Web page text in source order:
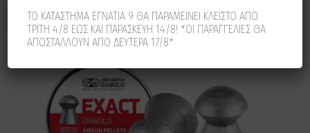
ΤΟ ΚΑΤΑΣΤΗΜΑ ΕΓΝΑΤΙΑ 9 ΘΑ ΠΑΡΑΜΕΙΝΕΙ ΚΛΕΙΣΤΟ ΑΠΟ
ΤΡΙΤΗ 4/8 ΕΩΣ ΚΑΙ ΠΑΡΑΣΚΕΥΗ 14/8! *ΟΙ ΠΑΡΑΓΓΕΛΙΕΣ ΘΑ
ΑΠΟΣΤΑΛΛΟΥΝ ΑΠΟ ΔΕΥΤΕΡΑ 17/8*